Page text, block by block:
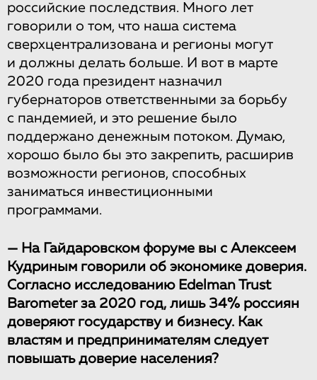
российские последствия. Много лет
говорили о том, что наша система
сверхцентрализована и регионы могут
и должны делать больше. И вот в марте
2020 года президент назначил
губернаторов ответственными за борьбу
с пандемией, и это решение было
поддержано денежным потоком. Думаю,
хорошо было бы это закрепить, расширив
возможности регионов, способных
заниматься инвестиционными
программами.
— На Гайдаровском форуме вы с Алексеем
Кудриным говорили об экономике доверия.
Согласно исследованию Edelman Trust
Barometer за 2020 год, лишь 34% россиян
доверяют государству и бизнесу. Как
властям и предпринимателям следует
повышать доверие населения?